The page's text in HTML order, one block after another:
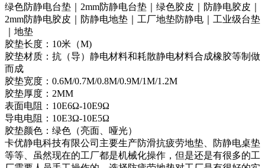
绿色防静电台垫｜2mm防静电台垫｜绿色胶皮｜防静电胶皮｜
2mm防静电胶皮｜防静电地垫｜工厂地垫防静电｜工业级台垫
｜地垫
胶垫长度：10米（M)
胶垫材质：抗（导）静电材料和耗散静电材料合成橡胶等制做
而成
胶垫宽度：0.6M/0.7M/0.8M/0.9M/1M/1.2M
胶垫厚度：2MM
表面电阻：10E6Ω-10E9Ω
导电电阻：10E3Ω-10E5Ω
胶垫颜色：绿色（亮面、哑光）
卡优静电科技有限公司主要生产防滑抗疲劳地垫、防静电桌垫
等等、虽然现在的工厂都是机械化操作，但是还是有很多的工